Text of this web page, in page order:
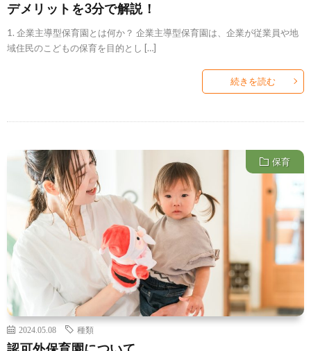
デメリットを3分で解説！
1. 企業主導型保育園とは何か？ 企業主導型保育園は、企業が従業員や地
域住民のこどもの保育を目的とし […]
続きを読む
保育
2024.05.08 種類